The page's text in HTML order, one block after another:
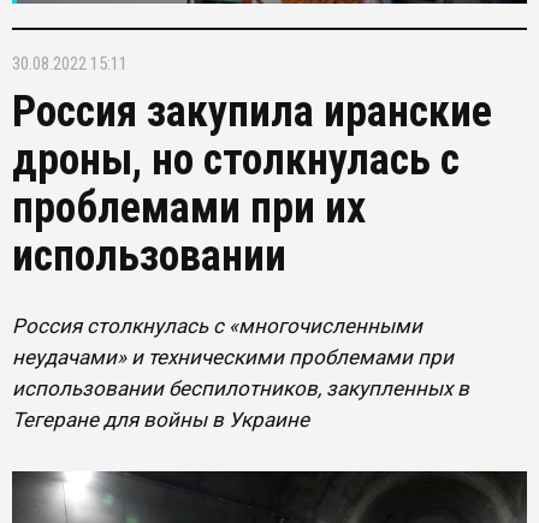
30.08.2022 15:11
Россия закупила иранские
дроны, но столкнулась с
проблемами при их
использовании
Россия столкнулась с «многочисленными
неудачами» и техническими проблемами при
использовании беспилотников, закупленных в
Тегеране для войны в Украине